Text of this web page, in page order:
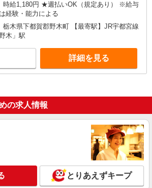
時給1,180円 ★週払いOK（規定あり） ※給与
経験・能力による
栃木県下都賀郡野木町 【最寄駅】JR宇都宮線
野木」駅
詳細を見る
の求人情報
とりあえずキープ